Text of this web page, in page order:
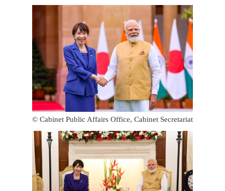
© Cabinet Public Affairs Office, Cabinet Secretariat